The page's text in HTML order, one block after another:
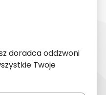
doradca oddzwoni
Twoje